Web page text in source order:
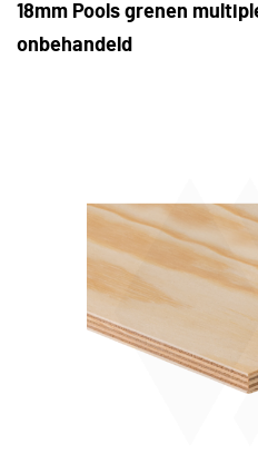
18mm Pools grenen
onbehandeld